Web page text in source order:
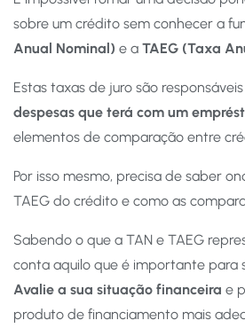
sobre um crédito sem conhecer a
Anual Nominal) e a TAEG (Taxa
Estas taxas de juro são
despesas que terá com um
elementos de comparação entre
Por isso mesmo, precisa de saber
TAEG do crédito e como as
Sabendo o que a TAN e TAEG
conta aquilo que é importante para
Avalie a sua situação financeira e
produto de financiamento mais